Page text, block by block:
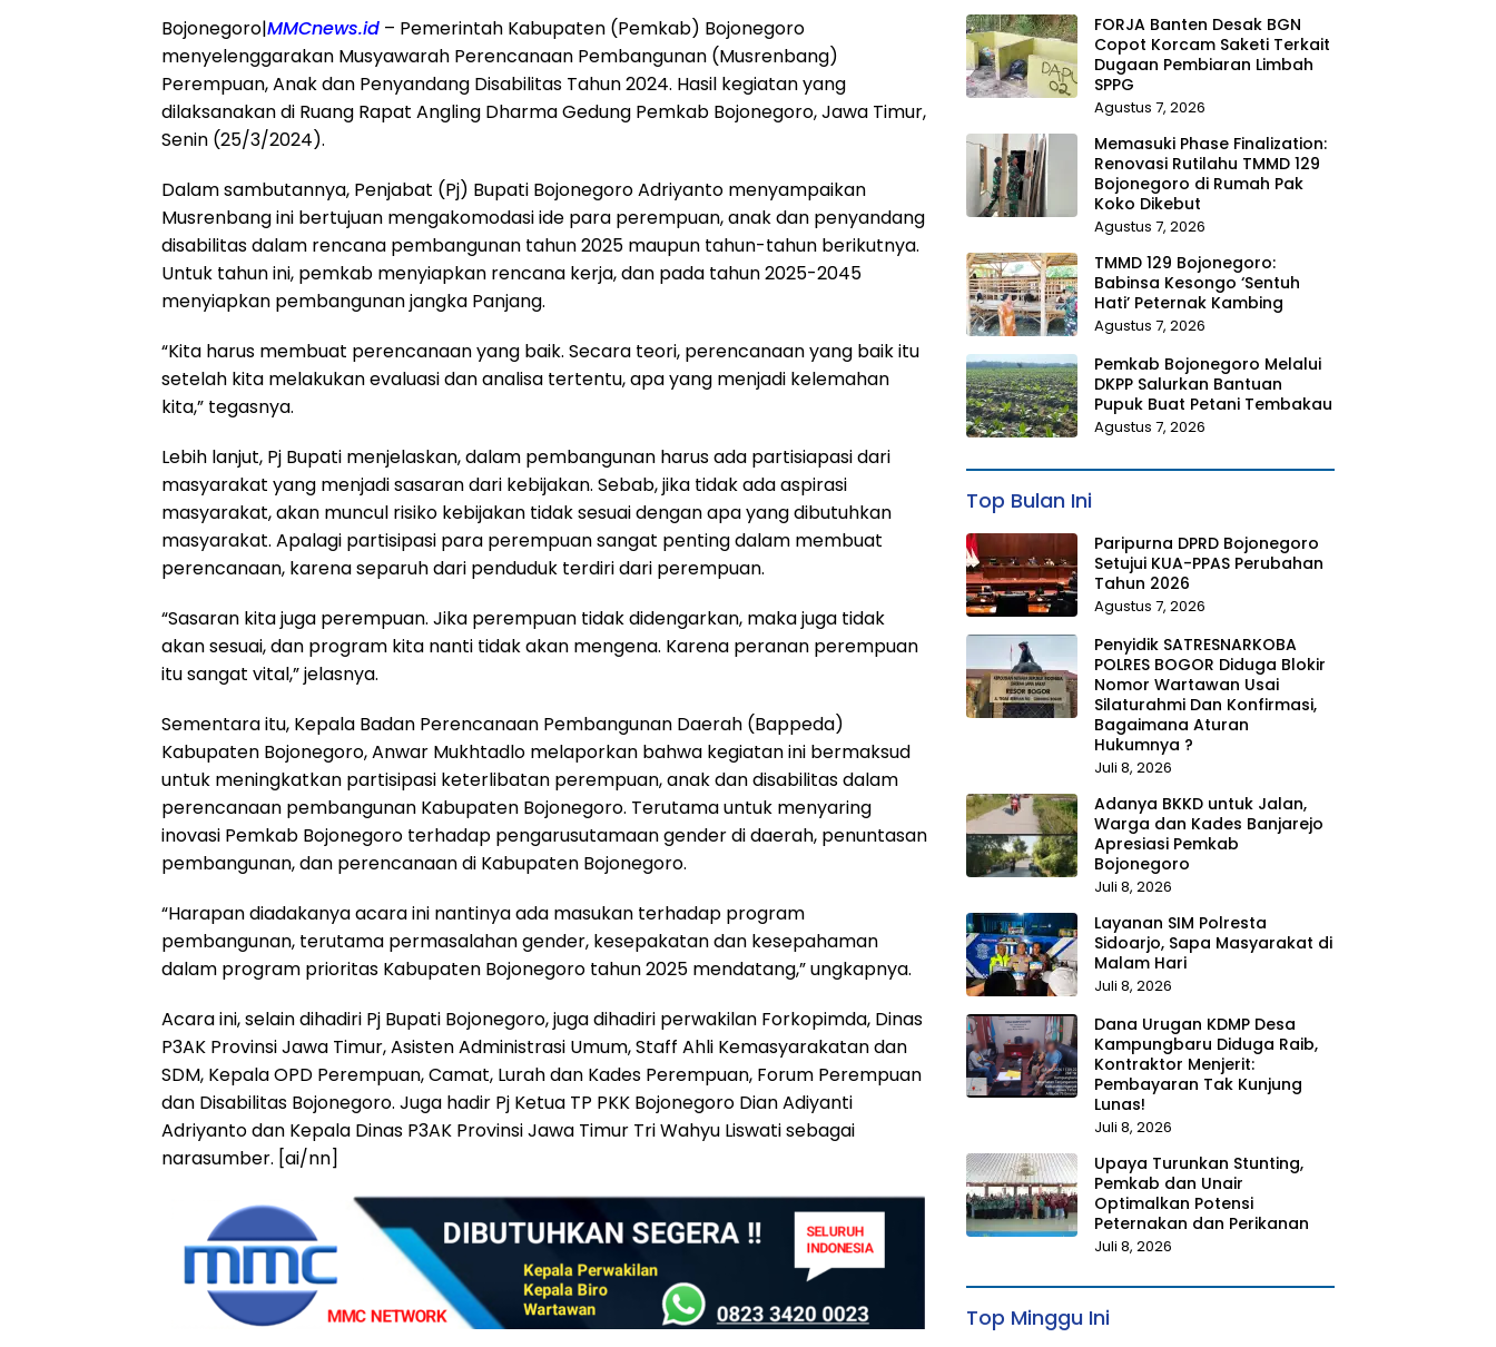
Bojonegoro|MMCnews.id – Pemerintah Kabupaten (Pemkab) Bojonegoro
menyelenggarakan Musyawarah Perencanaan Pembangunan (Musrenbang)
Perempuan, Anak dan Penyandang Disabilitas Tahun 2024. Hasil kegiatan yang
dilaksanakan di Ruang Rapat Angling Dharma Gedung Pemkab Bojonegoro, Jawa Timur,
Senin (25/3/2024).
Dalam sambutannya, Penjabat (Pj) Bupati Bojonegoro Adriyanto menyampaikan
Musrenbang ini bertujuan mengakomodasi ide para perempuan, anak dan penyandang
disabilitas dalam rencana pembangunan tahun 2025 maupun tahun-tahun berikutnya.
Untuk tahun ini, pemkab menyiapkan rencana kerja, dan pada tahun 2025-2045
menyiapkan pembangunan jangka Panjang.
“Kita harus membuat perencanaan yang baik. Secara teori, perencanaan yang baik itu
setelah kita melakukan evaluasi dan analisa tertentu, apa yang menjadi kelemahan
kita,” tegasnya.
Lebih lanjut, Pj Bupati menjelaskan, dalam pembangunan harus ada partisiapasi dari
masyarakat yang menjadi sasaran dari kebijakan. Sebab, jika tidak ada aspirasi
masyarakat, akan muncul risiko kebijakan tidak sesuai dengan apa yang dibutuhkan
masyarakat. Apalagi partisipasi para perempuan sangat penting dalam membuat
perencanaan, karena separuh dari penduduk terdiri dari perempuan.
“Sasaran kita juga perempuan. Jika perempuan tidak didengarkan, maka juga tidak
akan sesuai, dan program kita nanti tidak akan mengena. Karena peranan perempuan
itu sangat vital,” jelasnya.
Sementara itu, Kepala Badan Perencanaan Pembangunan Daerah (Bappeda)
Kabupaten Bojonegoro, Anwar Mukhtadlo melaporkan bahwa kegiatan ini bermaksud
untuk meningkatkan partisipasi keterlibatan perempuan, anak dan disabilitas dalam
perencanaan pembangunan Kabupaten Bojonegoro. Terutama untuk menyaring
inovasi Pemkab Bojonegoro terhadap pengarusutamaan gender di daerah, penuntasan
pembangunan, dan perencanaan di Kabupaten Bojonegoro.
“Harapan diadakanya acara ini nantinya ada masukan terhadap program
pembangunan, terutama permasalahan gender, kesepakatan dan kesepahaman
dalam program prioritas Kabupaten Bojonegoro tahun 2025 mendatang,” ungkapnya.
Acara ini, selain dihadiri Pj Bupati Bojonegoro, juga dihadiri perwakilan Forkopimda, Dinas
P3AK Provinsi Jawa Timur, Asisten Administrasi Umum, Staff Ahli Kemasyarakatan dan
SDM, Kepala OPD Perempuan, Camat, Lurah dan Kades Perempuan, Forum Perempuan
dan Disabilitas Bojonegoro. Juga hadir Pj Ketua TP PKK Bojonegoro Dian Adiyanti
Adriyanto dan Kepala Dinas P3AK Provinsi Jawa Timur Tri Wahyu Liswati sebagai
narasumber. [ai/nn]
FORJA Banten Desak BGN
Copot Korcam Saketi Terkait
Dugaan Pembiaran Limbah
SPPG
Agustus 7, 2026
Memasuki Phase Finalization:
Renovasi Rutilahu TMMD 129
Bojonegoro di Rumah Pak
Koko Dikebut
Agustus 7, 2026
TMMD 129 Bojonegoro:
Babinsa Kesongo ‘Sentuh
Hati’ Peternak Kambing
Agustus 7, 2026
Pemkab Bojonegoro Melalui
DKPP Salurkan Bantuan
Pupuk Buat Petani Tembakau
Agustus 7, 2026
Top Bulan Ini
Paripurna DPRD Bojonegoro
Setujui KUA-PPAS Perubahan
Tahun 2026
Agustus 7, 2026
Penyidik SATRESNARKOBA
POLRES BOGOR Diduga Blokir
Nomor Wartawan Usai
Silaturahmi Dan Konfirmasi,
Bagaimana Aturan
Hukumnya ?
Juli 8, 2026
Adanya BKKD untuk Jalan,
Warga dan Kades Banjarejo
Apresiasi Pemkab
Bojonegoro
Juli 8, 2026
Layanan SIM Polresta
Sidoarjo, Sapa Masyarakat di
Malam Hari
Juli 8, 2026
Dana Urugan KDMP Desa
Kampungbaru Diduga Raib,
Kontraktor Menjerit:
Pembayaran Tak Kunjung
Lunas!
Juli 8, 2026
Upaya Turunkan Stunting,
Pemkab dan Unair
Optimalkan Potensi
Peternakan dan Perikanan
Juli 8, 2026
Top Minggu Ini